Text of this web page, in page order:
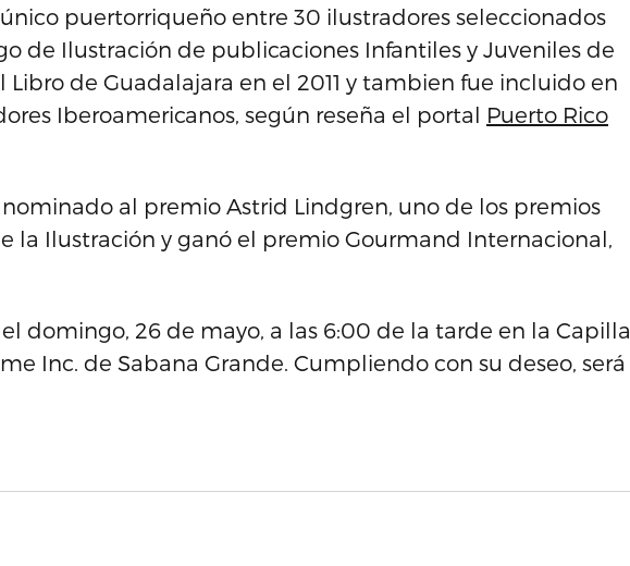
puertorriqueño entre 30 ilustradores seleccionados
de Ilustración de publicaciones Infantiles y Juveniles de
Libro de Guadalajara en el 2011 y tambien fue incluido en
Iberoamericanos, según reseña el portal Puerto Rico
al premio Astrid Lindgren, uno de los premios
la Ilustración y ganó el premio Gourmand Internacional,
domingo, 26 de mayo, a las 6:00 de la tarde en la Capilla
Inc. de Sabana Grande. Cumpliendo con su deseo, será